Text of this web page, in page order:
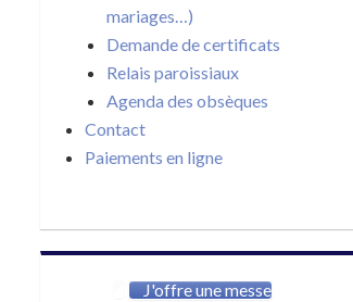
mariages…)
Demande de certificats
Relais paroissiaux
Agenda des obsèques
Contact
Paiements en ligne
J'offre une messe